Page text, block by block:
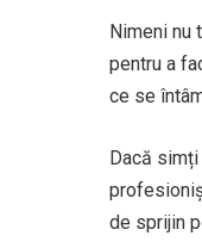
Nimeni
pentru a
ce se
Dacă
de sprijin